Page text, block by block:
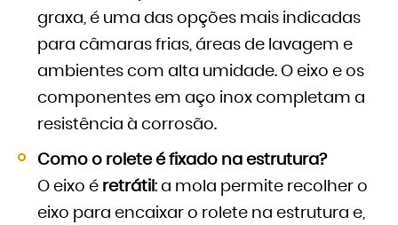
graxa, é uma das opções mais indicadas
para câmaras frias, áreas de lavagem e
ambientes com alta umidade. O eixo e os
componentes em aço inox completam a
resistência à corrosão.
Como o rolete é fixado na estrutura?
O eixo é retrátil : a mola permite recolher o
eixo para encaixar o rolete na estrutura e,